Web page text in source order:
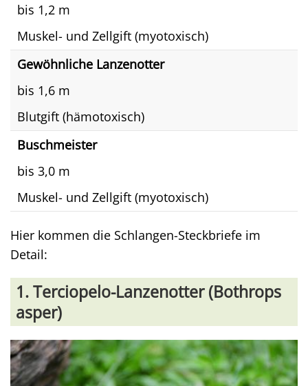
bis 1,2 m
Muskel- und Zellgift (myotoxisch)
Gewöhnliche Lanzenotter
bis 1,6 m
Blutgift (hämotoxisch)
Buschmeister
bis 3,0 m
Muskel- und Zellgift (myotoxisch)
Hier kommen die Schlangen-Steckbriefe im
Detail:
1. Terciopelo-Lanzenotter (Bothrops
asper)